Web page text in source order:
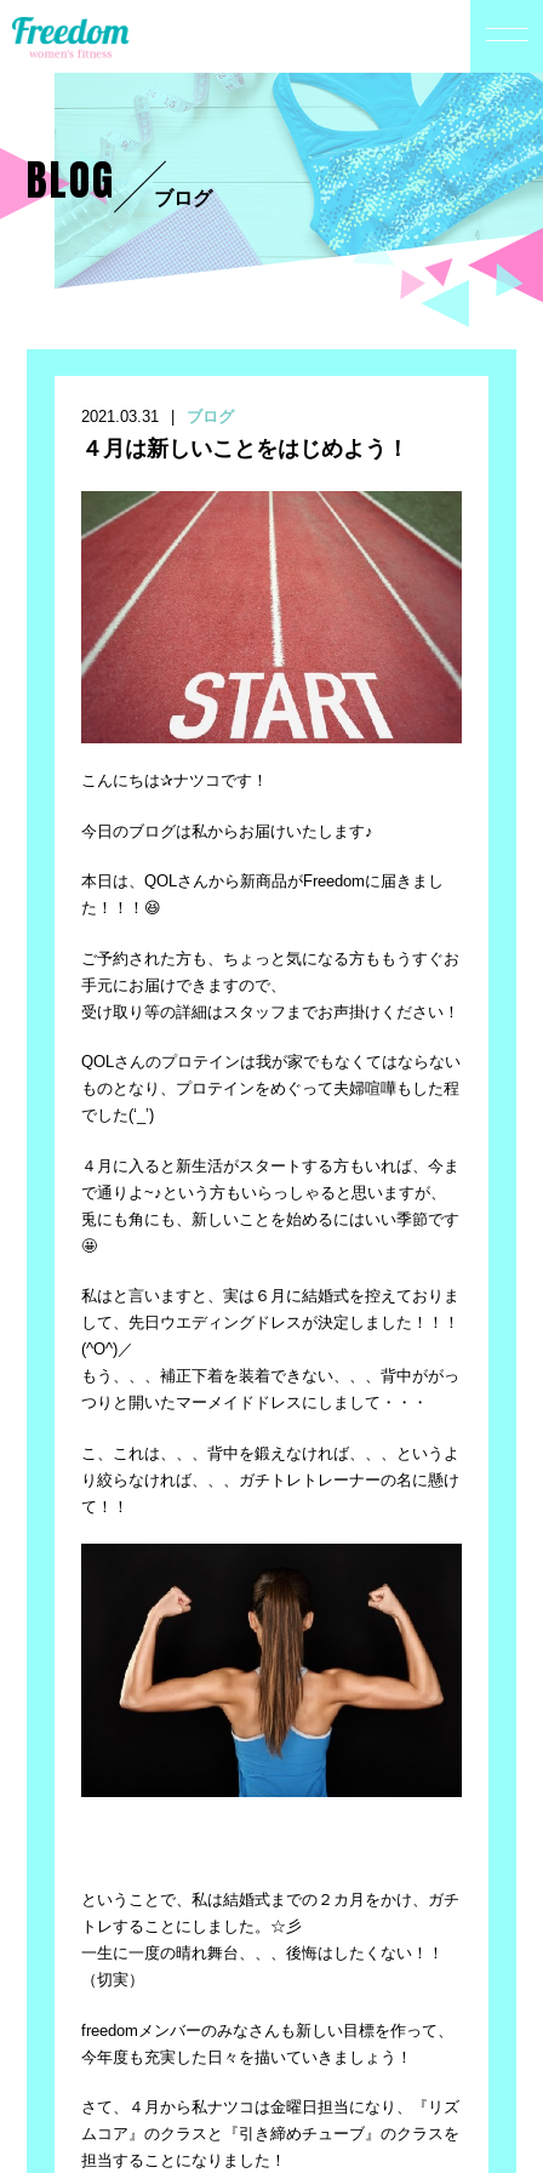
BLOG ブログ
2021.03.31 ブログ
４月は新しいことをはじめよう！
こんにちは✰ナツコです！
今日のブログは私からお届けいたします♪
本日は、QOLさんから新商品がFreedomに届きまし
た！！！😆
ご予約された方も、ちょっと気になる方ももうすぐお
手元にお届けできますので、
受け取り等の詳細はスタッフまでお声掛けください！
QOLさんのプロテインは我が家でもなくてはならない
ものとなり、プロテインをめぐって夫婦喧嘩もした程
でした(‘_’)
４月に入ると新生活がスタートする方もいれば、今ま
で通りよ~♪という方もいらっしゃると思いますが、
兎にも角にも、新しいことを始めるにはいい季節です
🤩
私はと言いますと、実は６月に結婚式を控えておりま
して、先日ウエディングドレスが決定しました！！！
(^O^)／
もう、、、補正下着を装着できない、、、背中ががっ
つりと開いたマーメイドドレスにしまして・・・
こ、これは、、、背中を鍛えなければ、、、というよ
り絞らなければ、、、ガチトレトレーナーの名に懸け
て！！
ということで、私は結婚式までの２カ月をかけ、ガチ
トレすることにしました。☆彡
一生に一度の晴れ舞台、、、後悔はしたくない！！
（切実）
freedomメンバーのみなさんも新しい目標を作って、
今年度も充実した日々を描いていきましょう！
さて、４月から私ナツコは金曜日担当になり、『リズ
ムコア』のクラスと『引き締めチューブ』のクラスを
担当することになりました！